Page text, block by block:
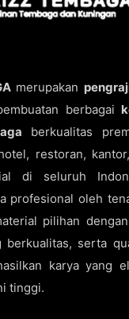
merupakan
berbagai
berkualitas
restoran,
di seluruh
profesional oleh
pilihan
berkualitas, serta
karya yang
tinggi.